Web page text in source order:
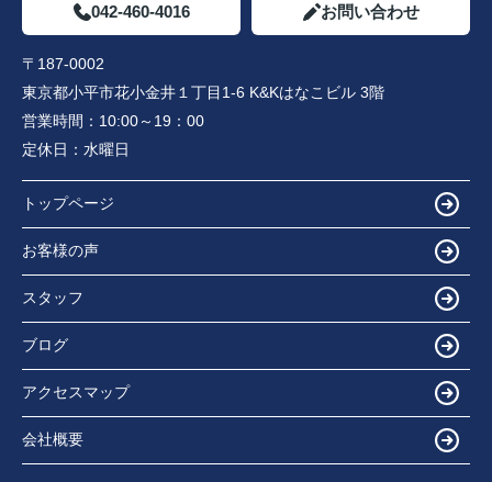
042-460-4016 お問い合わせ
〒187-0002
東京都小平市花小金井１丁目1-6 K&Kはなこビル 3階
営業時間： 10:00～19：00
定休日： 水曜日
トップページ
お客様の声
スタッフ
ブログ
アクセスマップ
会社概要